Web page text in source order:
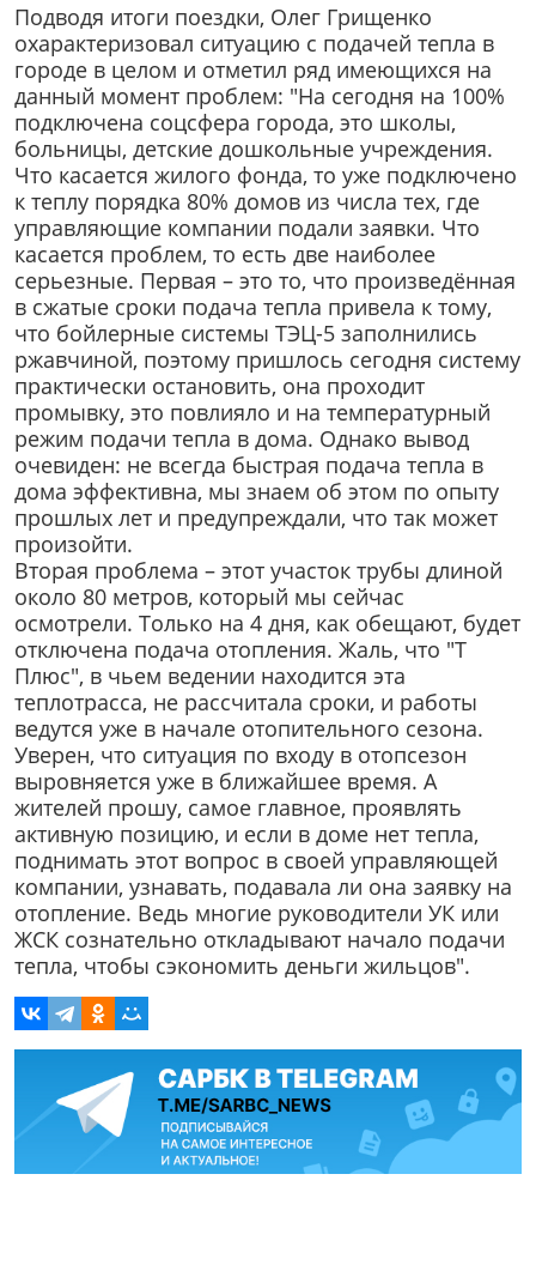
Подводя итоги поездки, Олег Грищенко
охарактеризовал ситуацию с подачей тепла в
городе в целом и отметил ряд имеющихся на
данный момент проблем: "На сегодня на 100%
подключена соцсфера города, это школы,
больницы, детские дошкольные учреждения.
Что касается жилого фонда, то уже подключено
к теплу порядка 80% домов из числа тех, где
управляющие компании подали заявки. Что
касается проблем, то есть две наиболее
серьезные. Первая – это то, что произведённая
в сжатые сроки подача тепла привела к тому,
что бойлерные системы ТЭЦ-5 заполнились
ржавчиной, поэтому пришлось сегодня систему
практически остановить, она проходит
промывку, это повлияло и на температурный
режим подачи тепла в дома. Однако вывод
очевиден: не всегда быстрая подача тепла в
дома эффективна, мы знаем об этом по опыту
прошлых лет и предупреждали, что так может
произойти.
Вторая проблема – этот участок трубы длиной
около 80 метров, который мы сейчас
осмотрели. Только на 4 дня, как обещают, будет
отключена подача отопления. Жаль, что "Т
Плюс", в чьем ведении находится эта
теплотрасса, не рассчитала сроки, и работы
ведутся уже в начале отопительного сезона.
Уверен, что ситуация по входу в отопсезон
выровняется уже в ближайшее время. А
жителей прошу, самое главное, проявлять
активную позицию, и если в доме нет тепла,
поднимать этот вопрос в своей управляющей
компании, узнавать, подавала ли она заявку на
отопление. Ведь многие руководители УК или
ЖСК сознательно откладывают начало подачи
тепла, чтобы сэкономить деньги жильцов".